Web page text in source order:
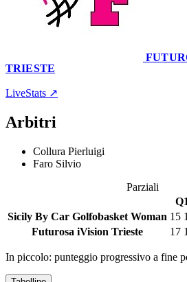
TRIESTE
LiveStats ↗
Arbitri
Collura Pierluigi
Faro Silvio
Parziali
Q1
Sicily By Car Golfobasket Woman 15
Futurosa iVision Trieste
17
In piccolo: punteggio progressivo a fine